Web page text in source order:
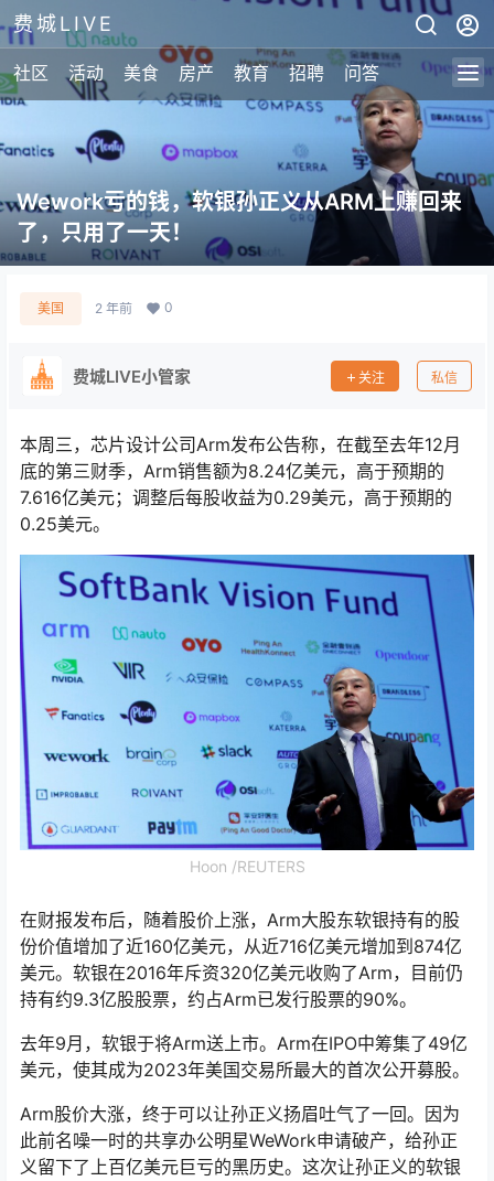
费城LIVE
社区 活动 美食 房产 教育 招聘 问答
Wework亏的钱，软银孙正义从ARM上赚回来
了，只用了一天！
美国 2 年前 0
费城LIVE小管家 关注 私信
本周三，芯片设计公司Arm发布公告称，在截至去年12月
底的第三财季，Arm销售额为8.24亿美元，高于预期的
7.616亿美元；调整后每股收益为0.29美元，高于预期的
0.25美元。
Hoon /REUTERS
在财报发布后，随着股价上涨，Arm大股东软银持有的股
份价值增加了近160亿美元，从近716亿美元增加到874亿
美元。软银在2016年斥资320亿美元收购了Arm，目前仍
持有约9.3亿股股票，约占Arm已发行股票的90%。
去年9月，软银于将Arm送上市。Arm在IPO中筹集了49亿
美元，使其成为2023年美国交易所最大的首次公开募股。
Arm股价大涨，终于可以让孙正义扬眉吐气了一回。因为
此前名噪一时的共享办公明星WeWork申请破产，给孙正
义留下了上百亿美元巨亏的黑历史。这次让孙正义的软银